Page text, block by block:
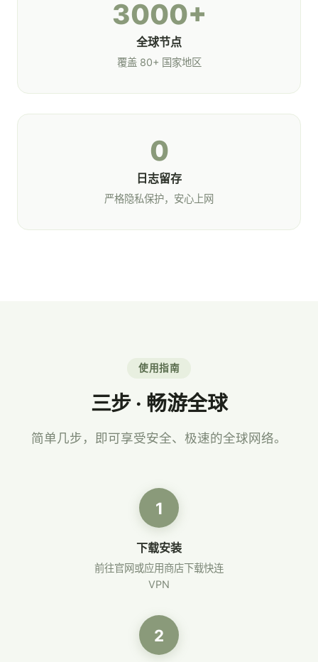
3000+
全球节点
覆盖 80+ 国家地区
0
日志留存
严格隐私保护，安心上网
使用指南
三步 · 畅游全球
简单几步，即可享受安全、极速的全球网络。
1
下载安装
前往官网或应用商店下载快连
VPN
2